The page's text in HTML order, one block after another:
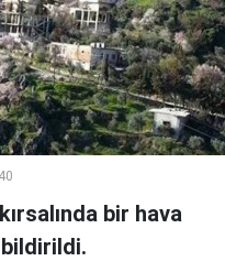
bir hava